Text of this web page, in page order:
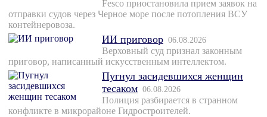
Fesco приостановила прием заявок на
отправки судов через Черное море после потопления ВСУ
контейнеровоза.
ИИ приговор 06.08.2026
Верховный суд признал законным
приговор, написанный искусственным интеллектом.
Пугнул засидевшихся женщин
тесаком 06.08.2026
Полиция разбирается в странном
конфликте в микрорайоне Гидростроителей.